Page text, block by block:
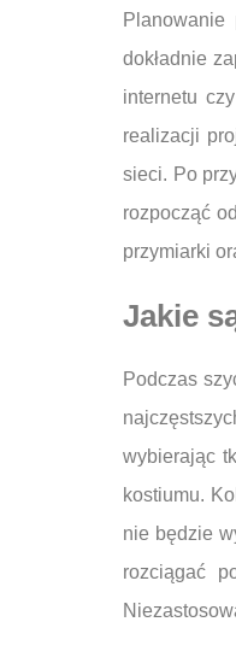
Planowanie
dokładnie
internetu
realizacji
sieci. Po
rozpocząć
przymiarki
Jakie
Podczas
wybierając
kostiumu.
nie będzie
rozciągać